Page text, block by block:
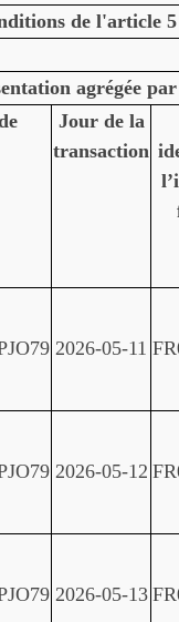
de l'article
agrégée
Jour de la
transaction
2026-05-11
2026-05-12
2026-05-13